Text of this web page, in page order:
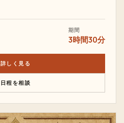
期間
3時間30分
詳しく見る
日程を相談